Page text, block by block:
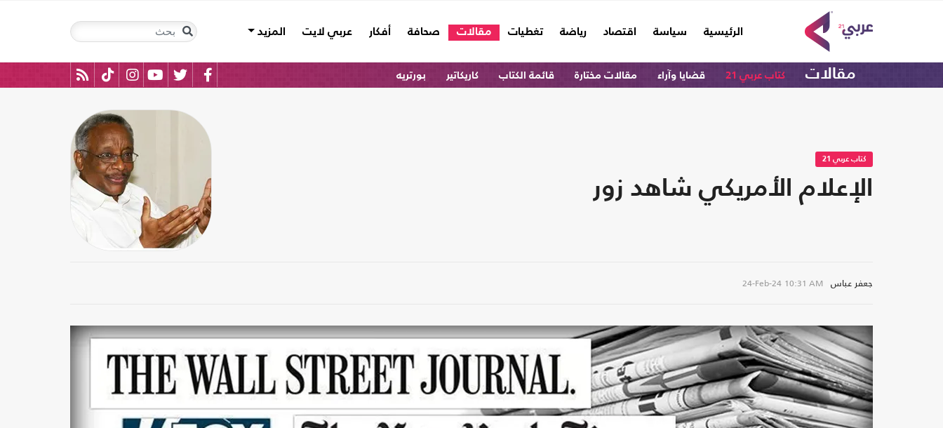
الرئيسية
(current) سياسة اقتصاد رياضة تغطيات مقالات صحافة أفكار عربي لايت المزيد
مقالات كتاب عربي 21 قضايا وآراء مقالات مختارة قائمة الكتاب كاريكاتير بورتريه
كتاب عربي 21
الإعلام الأمريكي شاهد زور
جعفر عباس 24-Feb-24 10:31 AM